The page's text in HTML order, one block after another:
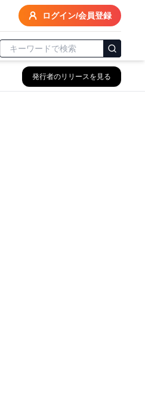
ログイン/会員登録
発行者のリリースを見る